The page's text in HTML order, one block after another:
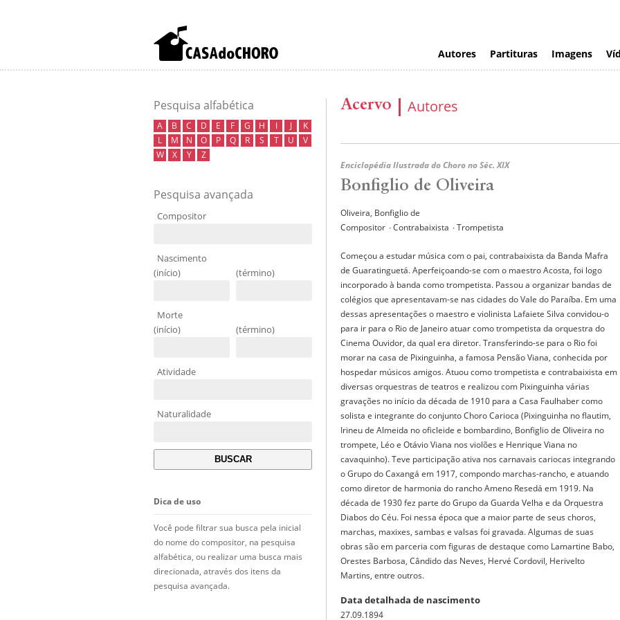
Autores Partituras Imagens
Pesquisa alfabética
A B C D E F G H I J
K
L
M N O P Q R S T U
V
W
X Y Z
Pesquisa avançada
Compositor
Nascimento
(início)
(término)
Morte
(início)
(término)
Atividade
Naturalidade
Dica de uso
Você pode filtrar sua busca pela inicial
do nome do compositor, na pesquisa
alfabética, ou realizar uma busca mais
direcionada, através dos itens da
pesquisa avançada.
Acervo Autores
Enciclopédia Ilustrada do Choro no Séc. XIX
Bonfiglio de Oliveira
Oliveira, Bonfiglio de
Compositor ∙ Contrabaixista ∙ Trompetista
Começou a estudar música com o pai, contrabaixista da Banda Mafra
de Guaratinguetá. Aperfeiçoando-se com o maestro Acosta, foi logo
incorporado à banda como trompetista. Passou a organizar bandas de
colégios que apresentavam-se nas cidades do Vale do Paraíba. Em uma
dessas apresentações o maestro e violinista Lafaiete Silva convidou-o
para ir para o Rio de Janeiro atuar como trompetista da orquestra do
Cinema Ouvidor, da qual era diretor. Transferindo-se para o Rio foi
morar na casa de Pixinguinha, a famosa Pensão Viana, conhecida por
hospedar músicos amigos. Atuou como trompetista e contrabaixista em
diversas orquestras de teatros e realizou com Pixinguinha várias
gravações no início da década de 1910 para a Casa Faulhaber como
solista e integrante do conjunto Choro Carioca (Pixinguinha no flautim,
Irineu de Almeida no oficleide e bombardino, Bonfiglio de Oliveira no
trompete, Léo e Otávio Viana nos violões e Henrique Viana no
cavaquinho). Teve participação ativa nos carnavais cariocas integrando
o Grupo do Caxangá em 1917, compondo marchas-rancho, e atuando
como diretor de harmonia do rancho Ameno Resedá em 1919. Na
década de 1930 fez parte do Grupo da Guarda Velha e da Orquestra
Diabos do Céu. Foi nessa época que a maior parte de seus choros,
marchas, maxixes, sambas e valsas foi gravada. Algumas de suas
obras são em parceria com figuras de destaque como Lamartine Babo,
Orestes Barbosa, Cândido das Neves, Hervé Cordovil, Herivelto
Martins, entre outros.
Data detalhada de nascimento
27.09.1894